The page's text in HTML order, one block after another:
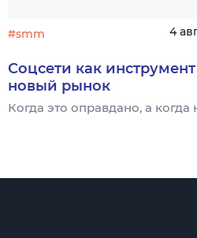
#smm 4
Соцсети как
новый рынок
Когда это оправдано, а когда